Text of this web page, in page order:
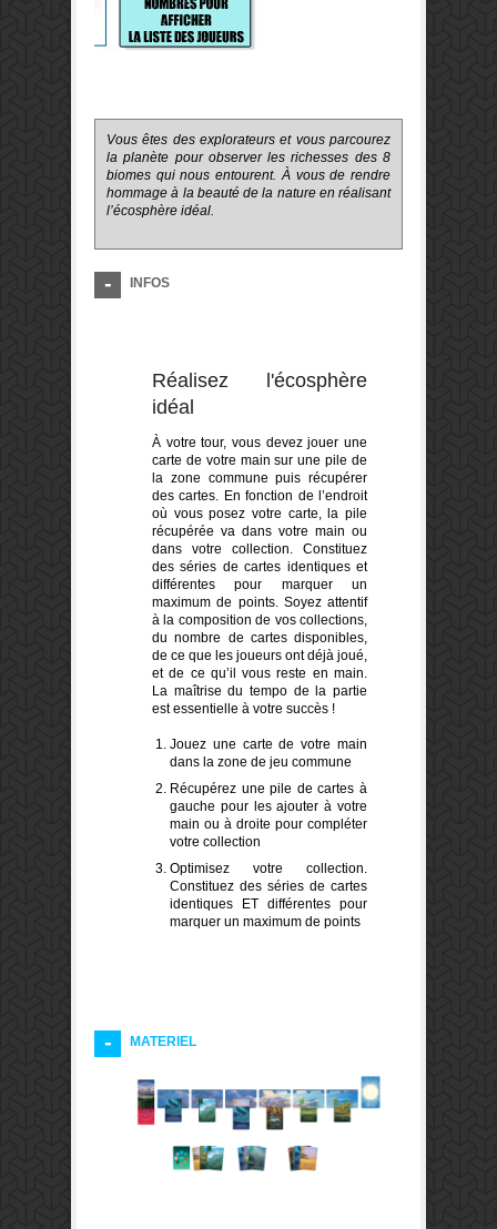
Vous êtes des explorateurs et vous parcourez
la planète pour observer les richesses des 8
biomes qui nous entourent. À vous de rendre
hommage à la beauté de la nature en réalisant
l’écosphère idéal.
INFOS
Réalisez l'écosphère
idéal
À votre tour, vous devez jouer une
carte de votre main sur une pile de
la zone commune puis récupérer
des cartes. En fonction de l’endroit
où vous posez votre carte, la pile
récupérée va dans votre main ou
dans votre collection. Constituez
des séries de cartes identiques et
différentes pour marquer un
maximum de points. Soyez attentif
à la composition de vos collections,
du nombre de cartes disponibles,
de ce que les joueurs ont déjà joué,
et de ce qu’il vous reste en main.
La maîtrise du tempo de la partie
est essentielle à votre succès !
Jouez une carte de votre main
dans la zone de jeu commune
Récupérez une pile de cartes à
gauche pour les ajouter à votre
main ou à droite pour compléter
votre collection
Optimisez votre collection.
Constituez des séries de cartes
identiques ET différentes pour
marquer un maximum de points
MATERIEL